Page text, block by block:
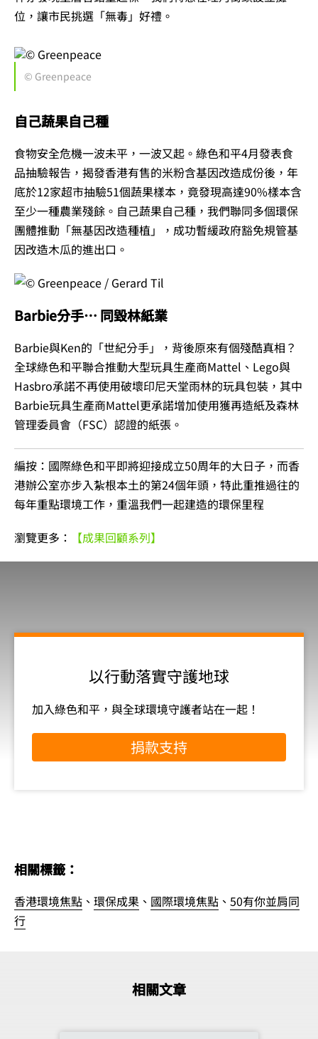
位，讓市民挑選「無毒」好禮。
© Greenpeace
自己蔬果自己種
食物安全危機一波未平，一波又起。綠色和平4月發表食
品抽驗報告，揭發香港有售的米粉含基因改造成份後，年
底於12家超市抽驗51個蔬果樣本，竟發現高達90%樣本含
至少一種農業殘餘。自己蔬果自己種，我們聯同多個環保
團體推動「無基因改造種植」，成功暫緩政府豁免規管基
因改造木瓜的進出口。
Barbie分手… 同毀林紙業
Barbie與Ken的「世紀分手」，背後原來有個殘酷真相？
全球綠色和平聯合推動大型玩具生產商Mattel、Lego與
Hasbro承諾不再使用破壞印尼天堂雨林的玩具包裝，其中
Barbie玩具生產商Mattel更承諾增加使用獲再造紙及森林
管理委員會（FSC）認證的紙張。
編按：國際綠色和平即將迎接成立50周年的大日子，而香
港辦公室亦步入紮根本土的第24個年頭，特此重推過往的
每年重點環境工作，重溫我們一起建造的環保里程
瀏覽更多：
【成果回顧系列】
以行動落實守護地球
加入綠色和平，與全球環境守護者站在一起！
捐款支持
相關標籤：
香港環境焦點 、 環保成果 、 國際環境焦點 、 50有你並肩同
行
相關文章